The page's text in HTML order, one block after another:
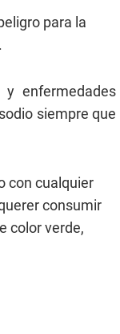
para la
enfermedades
siempre que
con cualquier
consumir
color verde,